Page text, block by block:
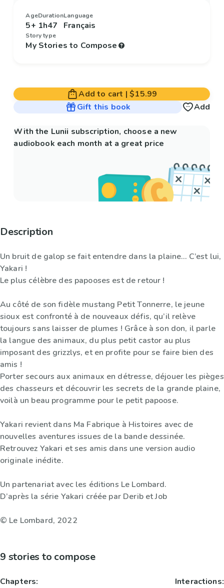
Age
5+
Duration
1h47
Language
Français
Story type
My Stories to Compose
Add to cart |$15.99
Gift this book
Add
With the Lunii subscription, choose a new
audiobook each month at a great price
Description
Un bruit de galop se fait entendre dans la plaine… C’est lui,
Yakari !
Le plus célèbre des papooses est de retour !
Au côté de son fidèle mustang Petit Tonnerre, le jeune
sioux est confronté à de nouveaux défis, qu’il relève
toujours sans laisser de plumes ! Grâce à son don, il parle
la langue des animaux, du plus petit castor au plus
imposant des grizzlys, et en profite pour se faire bien des
amis !
Porter secours aux animaux en détresse, déjouer les pièges
des chasseurs et découvrir les secrets de la grande plaine,
voilà un beau programme pour le petit papoose.
Yakari revient dans Ma Fabrique à Histoires avec de
nouvelles aventures issues de la bande dessinée.
Retrouvez Yakari et ses amis dans une version audio
originale inédite.
Un partenariat avec les éditions Le Lombard.
D’après la série Yakari créée par Derib et Job
© Le Lombard, 2022
9 stories to compose
Chapters:
Interactions: